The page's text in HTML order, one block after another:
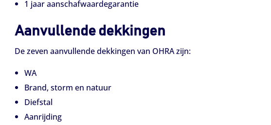
1 jaar aanschafwaardegarantie
Aanvullende dekkingen
De zeven aanvullende dekkingen van OHRA zijn:
WA
Brand, storm en natuur
Diefstal
Aanrijding